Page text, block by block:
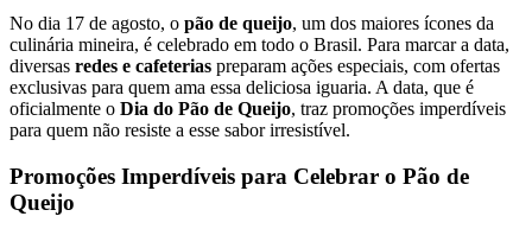
No dia 17 de agosto, o pão de queijo, um dos maiores ícones da
culinária mineira, é celebrado em todo o Brasil. Para marcar a data,
diversas redes e cafeterias preparam ações especiais, com ofertas
exclusivas para quem ama essa deliciosa iguaria. A data, que é
oficialmente o Dia do Pão de Queijo, traz promoções imperdíveis
para quem não resiste a esse sabor irresistível.
Promoções Imperdíveis para Celebrar o Pão de
Queijo